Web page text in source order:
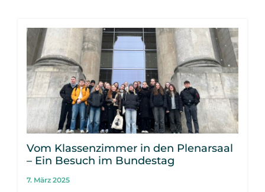
Vom Klassenzimmer in den Plenarsaal
– Ein Besuch im Bundestag
7. März 2025